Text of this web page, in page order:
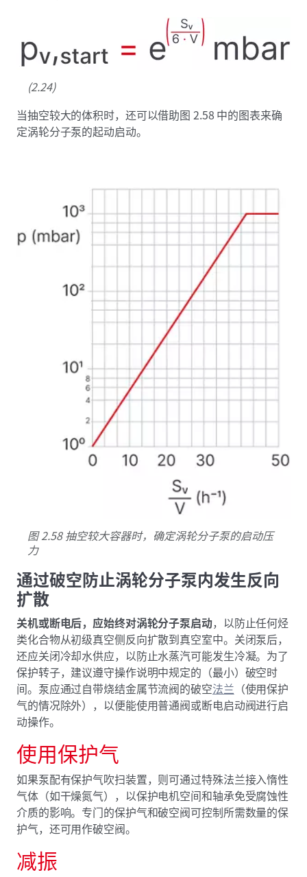
(2.24)
当抽空较大的体积时，还可以借助图 2.58 中的图表来确
定涡轮分子泵的起动启动。
图 2.58 抽空较大容器时，确定涡轮分子泵的启动压
力
通过破空防止涡轮分子泵内发生反向
扩散
关机或断电后，应始终对涡轮分子泵启动，以防止任何烃
类化合物从初级真空侧反向扩散到真空室中。关闭泵后，
还应关闭冷却水供应，以防止水蒸汽可能发生冷凝。为了
保护转子，建议遵守操作说明中规定的（最小）破空时
间。泵应通过自带烧结金属节流阀的破空法兰 （使用保护
气的情况除外），以便能使用普通阀或断电启动阀进行启
动操作。
使用保护气
如果泵配有保护气吹扫装置，则可通过特殊法兰接入惰性
气体（如干燥氮气），以保护电机空间和轴承免受腐蚀性
介质的影响。专门的保护气和破空阀可控制所需数量的保
护气，还可用作破空阀。
减振